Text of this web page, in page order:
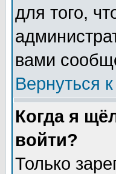
для того,
вами
Вернуться
Когда я
войти?
Только